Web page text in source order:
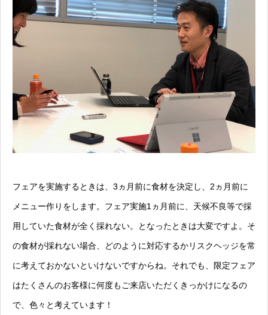
フェアを実施するときは、3ヵ月前に食材を決定し、2ヵ月前に
メニュー作りをします。フェア実施1ヵ月前に、天候不良等で採
用していた食材が全く採れない。となったときは大変ですよ。そ
の食材が採れない場合、どのように対応するかリスクヘッジを常
に考えておかないといけないですからね。それでも、限定フェア
はたくさんのお客様に何度もご来店いただくきっかけになるの
で、色々と考えています！